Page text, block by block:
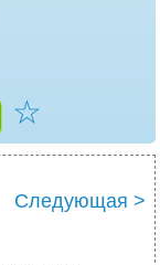
☆
Следующая >